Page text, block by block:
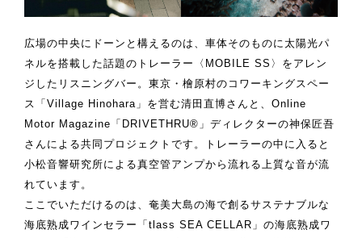
広場の中央にドーンと構えるのは、車体そのものに太陽光パ
ネルを搭載した話題のトレーラー〈MOBILE SS〉をアレン
ジしたリスニングバー。東京・檜原村のコワーキングスペー
ス「Village Hinohara」を営む清田直博さんと、Online
Motor Magazine「DRIVETHRU®」ディレクターの神保匠吾
さんによる共同プロジェクトです。トレーラーの中に入ると
小松音響研究所による真空管アンプから流れる上質な音が流
れています。
ここでいただけるのは、奄美大島の海で創るサステナブルな
海底熟成ワインセラー「tlass SEA CELLAR」の海底熟成ワ